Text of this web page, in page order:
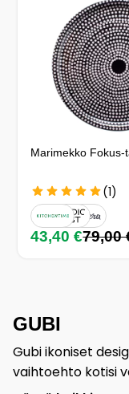
Marimekko Fokus-
(1)
43,40 €79,00
GUBI
Gubi ikoniset
vaihtoehto kotisi